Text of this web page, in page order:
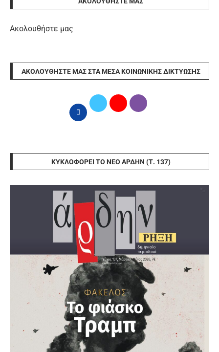
Ακολουθήστε μας
ΑΚΟΛΟΥΘΉΣΤΕ ΜΑΣ ΣΤΑ ΜΈΣΑ ΚΟΙΝΩΝΙΚΉΣ ΔΙΚΤΎΩΣΗΣ
ΚΥΚΛΟΦΟΡΕΊ ΤΟ ΝΈΟ ΆΡΔΗΝ (Τ. 137)